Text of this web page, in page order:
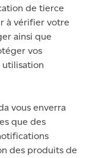
de tierce
à vérifier votre
ainsi que
vos
utilisation
vous enverra
que des
des produits de